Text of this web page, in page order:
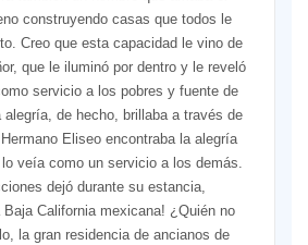
construyendo casas que todos le
Creo que esta capacidad le vino de
que le iluminó por dentro y le reveló
servicio a los pobres y fuente de
de hecho, brillaba a través de
Eliseo encontraba la alegría
veía como un servicio a los demás.
dejó durante su estancia,
California mexicana! ¿Quién no
la gran residencia de ancianos de